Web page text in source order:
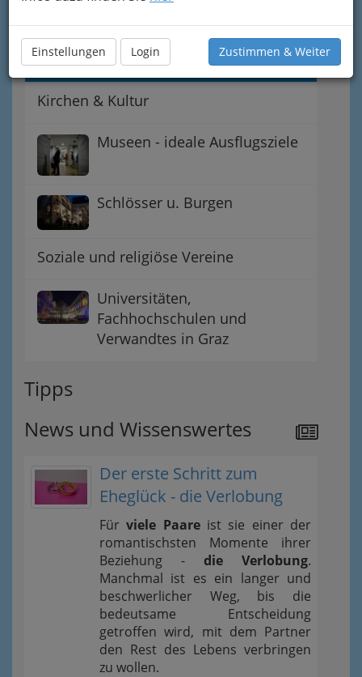
Einstellungen Login Zustimmen & Weiter
Kirchen in Graz
Kirchen & Kultur
Museen - ideale Ausflugsziele
Schlösser u. Burgen
Soziale und religiöse Vereine
Universitäten,
Fachhochschulen und
Verwandtes in Graz
Tipps
News und Wissenswertes
Der erste Schritt zum
Eheglück - die Verlobung
Fürviele Paareist sie einer der
romantischsten Momente ihrer
Beziehung - die Verlobung.
Manchmal ist es ein langer und
beschwerlicher Weg, bis die
bedeutsame Entscheidung
getroffen wird, mit dem Partner
den Rest des Lebens verbringen
zu wollen.